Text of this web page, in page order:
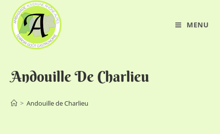
content
MENU
Andouille De Charlieu
> Andouille de Charlieu